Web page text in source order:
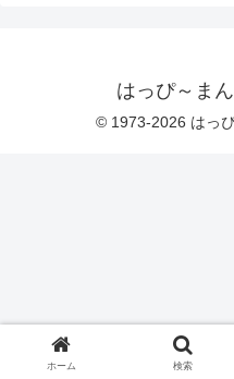
はっぴ～ま
© 1973-2026 はっ
ホーム 検索